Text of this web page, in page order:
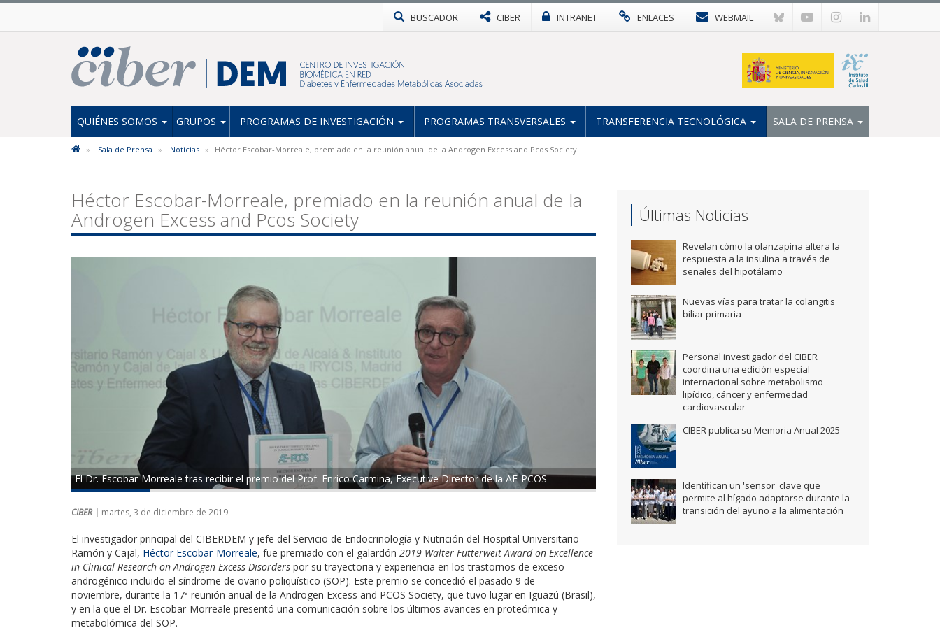
BUSCADOR CIBER INTRANET ENLACES WEBMAIL
QUIÉNES SOMOS GRUPOS PROGRAMAS DE INVESTIGACIÓN PROGRAMAS TRANSVERSALES TRANSFERENCIA TECNOLÓGICA SALA DE PRENSA
Sala de Prensa Noticias Héctor Escobar-Morreale, premiado en la reunión anual de la Androgen Excess and Pcos Society
Héctor Escobar-Morreale, premiado en la reunión anual de la
Androgen Excess and Pcos Society
El Dr. Escobar-Morreale tras recibir el premio del Prof. Enrico Carmina, Executive Director de la AE-PCOS
CIBER | martes, 3 de diciembre de 2019
El investigador principal del CIBERDEM y jefe del Servicio de Endocrinología y Nutrición del Hospital Universitario
Ramón y Cajal, Héctor Escobar-Morreale, fue premiado con el galardón 2019 Walter Futterweit Award on Excellence
in Clinical Research on Androgen Excess Disorders por su trayectoria y experiencia en los trastornos de exceso
androgénico incluido el síndrome de ovario poliquístico (SOP). Este premio se concedió el pasado 9 de
noviembre, durante la 17ª reunión anual de la Androgen Excess and PCOS Society, que tuvo lugar en Iguazú (Brasil),
y en la que el Dr. Escobar-Morreale presentó una comunicación sobre los últimos avances en proteómica y
metabolómica del SOP.
Últimas Noticias
Revelan cómo la olanzapina altera la
respuesta a la insulina a través de
señales del hipotálamo
Nuevas vías para tratar la colangitis
biliar primaria
Personal investigador del CIBER
coordina una edición especial
internacional sobre metabolismo
lipídico, cáncer y enfermedad
cardiovascular
CIBER publica su Memoria Anual 2025
Identifican un 'sensor' clave que
permite al hígado adaptarse durante la
transición del ayuno a la alimentación